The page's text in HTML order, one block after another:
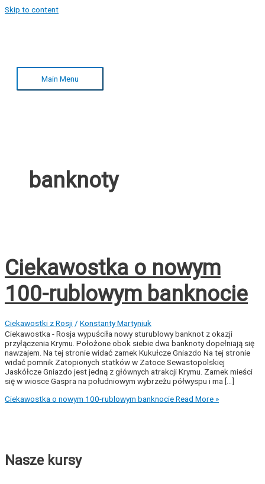
Skip to content
Main Menu
banknoty
Ciekawostka o nowym
100-rublowym banknocie
Ciekawostki z Rosji/ Konstanty Martyniuk
Ciekawostka - Rosja wypuściła nowy sturublowy banknot z okazji
przyłączenia Krymu. Położone obok siebie dwa banknoty dopełniają się
nawzajem. Na tej stronie widać zamek Kukułcze Gniazdo Na tej stronie
widać pomnik Zatopionych statków w Zatoce Sewastopolskiej
Jaskółcze Gniazdo jest jedną z głównych atrakcji Krymu. Zamek mieści
się w wiosce Gaspra na południowym wybrzeżu półwyspu i ma [...]
Ciekawostka o nowym 100-rublowym banknocieRead More »
Nasze kursy